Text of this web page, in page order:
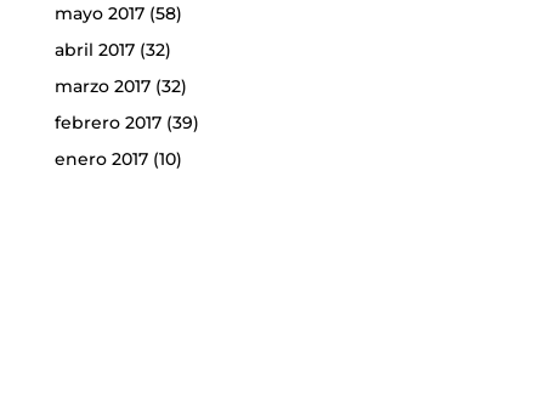
mayo 2017(58)
abril 2017(32)
marzo 2017(32)
febrero 2017(39)
enero 2017(10)